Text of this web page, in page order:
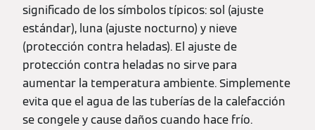
significado de los símbolos típicos: sol (ajuste
estándar), luna (ajuste nocturno) y nieve
(protección contra heladas). El ajuste de
protección contra heladas no sirve para
aumentar la temperatura ambiente. Simplemente
evita que el agua de las tuberías de la calefacción
se congele y cause daños cuando hace frío.